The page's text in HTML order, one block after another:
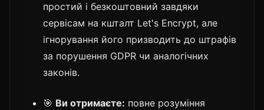
простий і безкоштовний завдяки
сервісам на кшталт Let's Encrypt, але
ігнорування його призводить до штрафів
за порушення GDPR чи аналогічних
законів.
🎯 Ви отримаєте: повне розуміння